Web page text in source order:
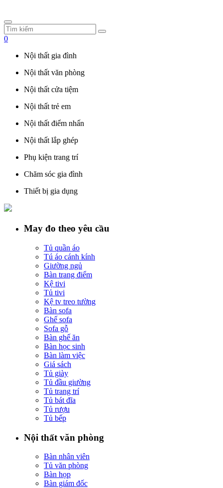
0
Nội thất gia đình
Nội thất văn phòng
Nội thất cửa tiệm
Nội thất trẻ em
Nội thất điểm nhấn
Nội thất lắp ghép
Phụ kiện trang trí
Chăm sóc gia đình
Thiết bị gia dụng
May đo theo yêu cầu
Tủ quần áo
Tú áo cánh kính
Giường ngủ
Bàn trang điểm
Kệ tivi
Tủ tivi
Kệ tv treo tường
Bàn sofa
Ghế sofa
Sofa gỗ
Bàn ghế ăn
Bàn học sinh
Bàn làm việc
Giá sách
Tủ giày
Tủ đầu giường
Tủ trang trí
Tủ bát đĩa
Tủ rượu
Tủ bếp
Nội thất văn phòng
Bàn nhân viên
Tủ văn phòng
Bàn họp
Bàn giám đốc